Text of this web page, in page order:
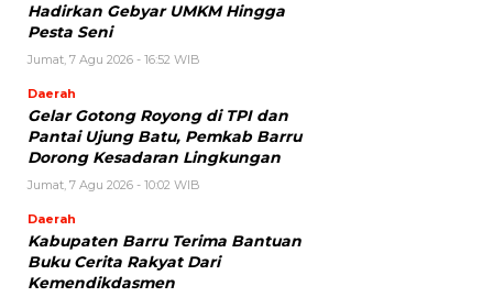
Hadirkan Gebyar UMKM Hingga
Pesta Seni
Jumat, 7 Agu 2026 - 16:52 WIB
Daerah
Gelar Gotong Royong di TPI dan
Pantai Ujung Batu, Pemkab Barru
Dorong Kesadaran Lingkungan
Jumat, 7 Agu 2026 - 10:02 WIB
Daerah
Kabupaten Barru Terima Bantuan
Buku Cerita Rakyat Dari
Kemendikdasmen